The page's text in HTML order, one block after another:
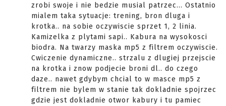
zrobi swoje i nie bedzie musial patrzec... Ostatnio
mialem taka sytuacje: trening, bron dluga i
krotka.. na sobie oczywiscie sprzet 1, 2 linia.
Kamizelka z plytami sapi.. Kabura na wysokosci
biodra. Na twarzy maska mp5 z filtrem oczywiscie.
Cwiczenie dynamiczne.. strzalu z dlugiej przejscie
na krotka i znow podjecie broni dl.. do czego
daze.. nawet gdybym chcial to w masce mp5 z
filtrem nie bylem w stanie tak dokladnie spojrzec
gdzie jest dokladnie otwor kabury i tu pamiec